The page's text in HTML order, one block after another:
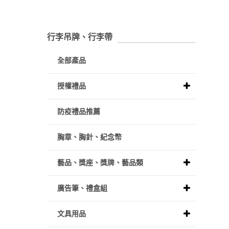
行李吊牌、行李帶
全部產品
授權禮品
防疫禮品推薦
胸章、胸針、紀念幣
藝品、獎座、獎牌、藝品類
廣告筆、禮盒組
文具用品